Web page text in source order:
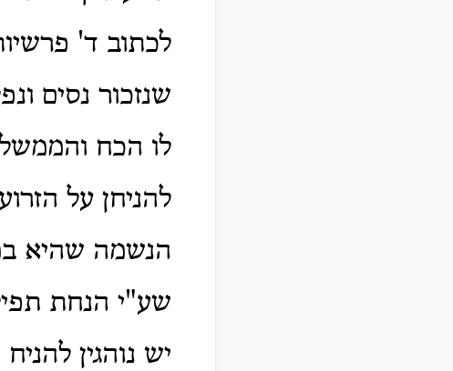
לכתוב ד'
שנזכור נסים
לו הכח
להניחן על
הנשמה שהיא
שע"י הנחת
יש נוהגין